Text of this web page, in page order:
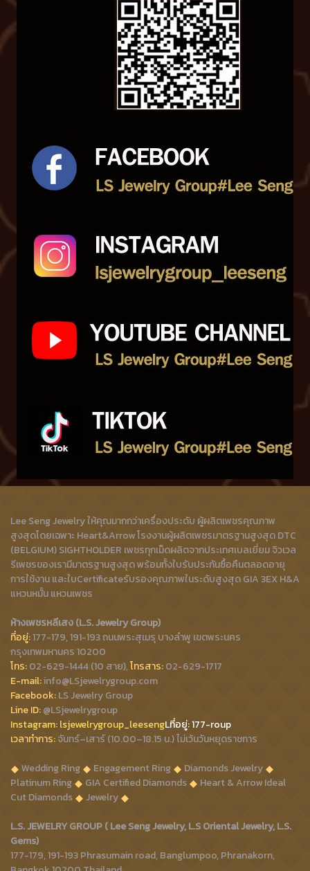
Lee Seng Jewelry ให้คุณมากกว่าเครื่องประดับ ผู้ผลิตเพชรคุณภาพ
สูงสุดโดยเฉพาะ Heart&Arrow โรงงานผู้ผลิตเพชรมาตรฐานสูงสุด DTC
(BELGIUM) SIGHTHOLDER เพชรทุกเม็ดผลิตจากประเทศเบลเยี่ยม จิวเวล
รีเพชรของเรามีมาตรฐานสูงสุด พร้อมทั้งใบรับประกันซื้อคืนตลอดอายุ
การใช้งาน และใบCertificateรับรองคุณภาพในระดับสูงสุด GIA 3EX H&A
แหวนหมั้น แหวนเพชร
ห้างเพชรหลีเสง (L.S. Jewelry Group)
ที่อยู่:177-179, 191-193 ถนนพระสุเมรุ บางลำพู เขตพระนคร
กรุงเทพมหานคร 10200
โทร:02-629-1444 (10 สาย),โทรสาร:02-629-1717
E-mail:info@LSjewelrygroup.com
Facebook:LS Jewelry Group
Line ID:@LSjewelrygroup
Instagram:lsjewelrygroup_leesengLที่อยู่: 177-roup
เวลาทำการ:จันทร์–เสาร์ (10.00–18.15 น.) ไม่เว้นวันหยุดราชการ
Wedding Ring
Engagement Ring
Diamonds Jewelry
Platinum Ring
GIA Certified Diamonds
Heart & Arrow Ideal
Cut Diamonds
Jewelry
L.S. JEWELRY GROUP ( Lee Seng Jewelry, L.S Oriental Jewelry, L.S.
Gems)
177-179, 191-193 Phrasumain road, Banglumpoo, Phranakorn,